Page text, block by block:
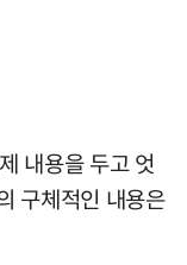
내용을 두고 엇
구체적인 내용은